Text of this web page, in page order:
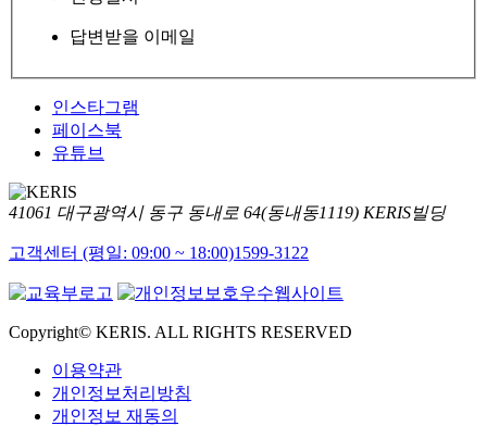
답변받을 이메일
인스타그램
페이스북
유튜브
41061 대구광역시 동구 동내로 64(동내동1119) KERIS빌딩
고객센터 (평일: 09:00 ~ 18:00)1599-3122
Copyright© KERIS. ALL RIGHTS RESERVED
이용약관
개인정보처리방침
개인정보 재동의